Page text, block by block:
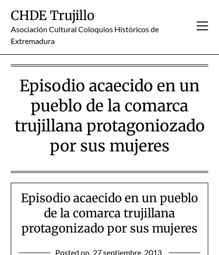
content
CHDE Trujillo
Asociación Cultural Coloquios Históricos de
Extremadura
Episodio acaecido en un
pueblo de la comarca
trujillana protagoniozado
por sus mujeres
Episodio acaecido en un pueblo
de la comarca trujillana
protagonizado por sus mujeres
Posted on 27 septiembre, 2013